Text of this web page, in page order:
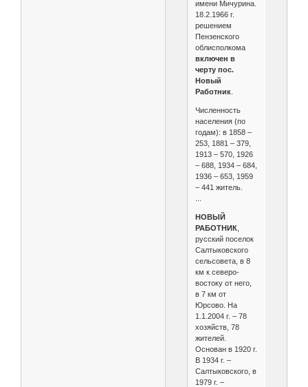
имени Мичурина.
18.2.1966 г.
решением
Пензенского
облисполкома
включен в
черту пос.
Новый
Работник.
Численность
населения (по
годам): в 1858 –
253, 1881 – 379,
1913 – 570, 1926
– 688, 1934 – 684,
1936 – 653, 1959
– 441 житель.
НОВЫЙ
РАБОТНИК,
русский поселок
Салтыковского
сельсовета, в 8
км к северо-
востоку от него,
в 7 км от
Юрсово. На
1.1.2004 г. – 78
хозяйств, 78
жителей.
Основан в 1920 г.
В 1934 г. –
Салтыковского, в
1979 г. –